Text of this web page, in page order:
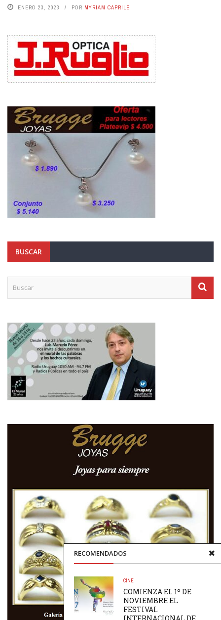
ENERO 23, 2023 POR MYRIAM CAPRILE
RECOMENDADOS
CINE
COMIENZA EL 1º DE
NOVIEMBRE EL
FESTIVAL
BUSCAR